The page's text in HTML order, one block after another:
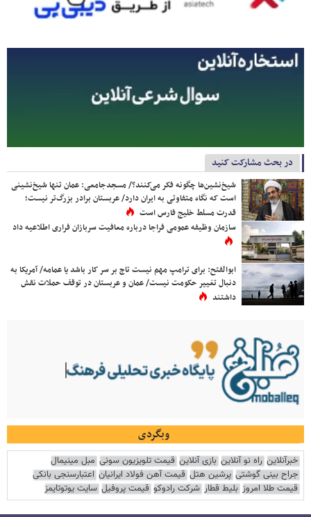
در بحث مشارکت کنید
شیخ‌نشین‌ها چگونه فکر می‌کنند؟/ مسجدجامعی: عمان تنها شیخ‌نشینی
است که نگاه متفاوتی به ایران دارد/ عربستان برادر بزرگ‌تر نیست؛
قدرت مسلط خلیج فارس است
سازمان وظیفه عمومی فراجا درباره معافیت سربازان فراری اطلاعیه داد
ابوالفتح: برای ترامپ مهم نیست تاج بر سر کار باشد یا عمامه/ آمریکا به
دنبال تغییر حکومت نیست/ عمان و عربستان در توقف حملات نقش
داشتند
وبگردی
خبرآنلاین راه نو آنلاین بازی آنلاین قیمت تلویزیون سونی مبل مینیمال
جراح بینی گوشتی پرشین هتل قیمت آهن فولاد ایرانیان اعتبارسنجی بانکی
قیمت طلا امروز بلیط قطار شرکت رادوکو قیمت پروفیل سایت یوتوتایمز